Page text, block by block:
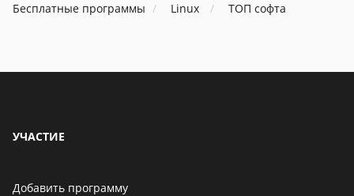
Бесплатные программы Linux ТОП софта
УЧАСТИЕ
Добавить программу